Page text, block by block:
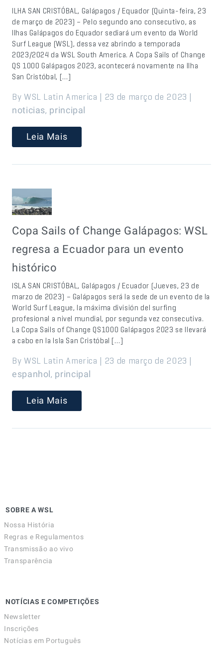
ILHA SAN CRISTÓBAL, Galápagos / Equador (Quinta-feira, 23
de março de 2023) – Pelo segundo ano consecutivo, as
Ilhas Galápagos do Equador sediará um evento da World
Surf League (WSL), dessa vez abrindo a temporada
2023/2024 da WSL South America. A Copa Sails of Change
QS 1000 Galápagos 2023, acontecerá novamente na Ilha
San Cristóbal, […]
By WSL Latin America | 23 de março de 2023 |
noticias, principal
Leia Mais
Copa Sails of Change Galápagos: WSL
regresa a Ecuador para un evento
histórico
ISLA SAN CRISTÓBAL, Galápagos / Ecuador (Jueves, 23 de
marzo de 2023) – Galápagos será la sede de un evento de la
World Surf League, la máxima división del surfing
profesional a nivel mundial, por segunda vez consecutiva.
La Copa Sails of Change QS1000 Galápagos 2023 se llevará
a cabo en la Isla San Cristóbal […]
By WSL Latin America | 23 de março de 2023 |
espanhol, principal
Leia Mais
SOBRE A WSL
Nossa História
Regras e Regulamentos
Transmissão ao vivo
Transparência
NOTÍCIAS E COMPETIÇÕES
Newsletter
Inscrições
Notícias em Português